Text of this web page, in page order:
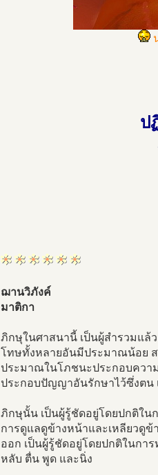
ป
ฌานวิภังค์
มาติกา
ภิกษุในศาสนานี้ เป็นผู้สำรวมแล้
โทษทั้งหลายอันมีประมาณน้อย
ประมาณในโภชนะประกอบควา
ประกอบปัญญาอันรักษาไว้ซึ่งตน
ภิกษุนั้น เป็นผู้รู้ชัดอยู่โดยปกติใน
การดูแลดูข้างหน้าและเหลียวดูข้
ออก เป็นผู้รู้ชัดอยู่โดยปกติในกา
หลับ ตื่น พูด และนิ่ง